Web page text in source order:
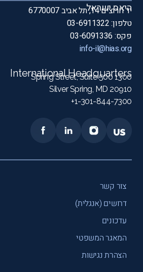
היאס ישראל
יד חרוצים 14, תל אביב 6770007
טלפון: 03-6911322
פקס: 03-6091336
info-il@hias.org
International Headquarters
1300 Spring Street, Suite 500
Silver Spring, MD 20910
1-301-844-7300+
צור קשר
דרושים (אנגלית)
עדכונים
המאגר המשפטי
הצהרת נגישות